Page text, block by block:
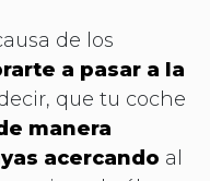
de los
a pasar a la
que tu coche
manera
acercando al